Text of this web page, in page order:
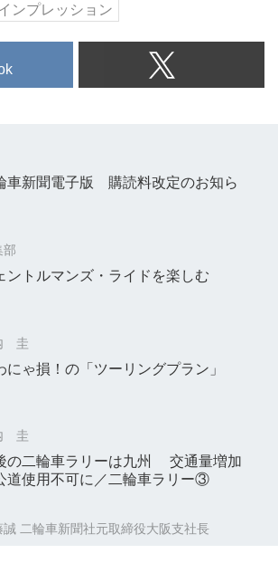
ンプレッション
車新聞電子版 購読料改定のお知ら
部
ントルマンズ・ライドを楽しむ
圭
にゃ損！の「ツーリングプラン」
圭
の二輪車ラリーは九州 交通量増加
道使用不可に／二輪車ラリー③
誠 二輪車新聞社元取締役大阪支社長